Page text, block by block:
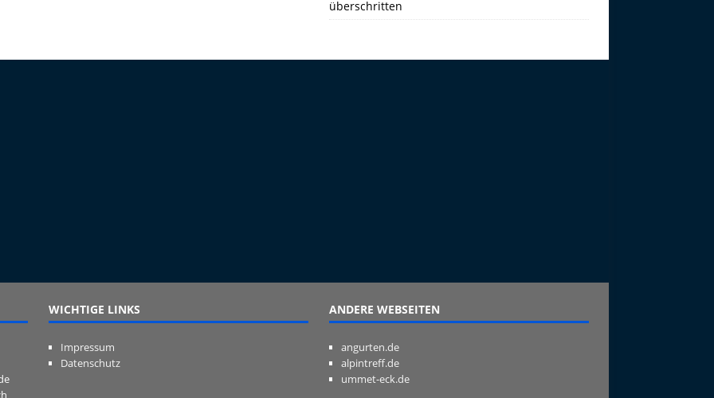
überschritten
WICHTIGE LINKS
Impressum
Datenschutz
ANDERE WEBSEITEN
angurten.de
alpintreff.de
ummet-eck.de